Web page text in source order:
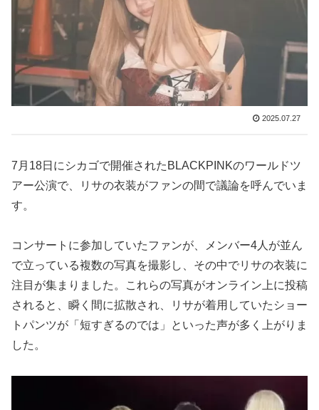
2025.07.27
7月18日にシカゴで開催されたBLACKPINKのワールドツ
アー公演で、リサの衣装がファンの間で議論を呼んでいま
す。
コンサートに参加していたファンが、メンバー4人が並ん
で立っている複数の写真を撮影し、その中でリサの衣装に
注目が集まりました。これらの写真がオンライン上に投稿
されると、瞬く間に拡散され、リサが着用していたショー
トパンツが「短すぎるのでは」といった声が多く上がりま
した。